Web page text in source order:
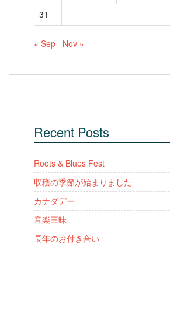
31
« Sep Nov »
Recent Posts
Roots & Blues Fest
収穫の季節が始まりました
カナダデー
音楽三昧
長年のお付き合い